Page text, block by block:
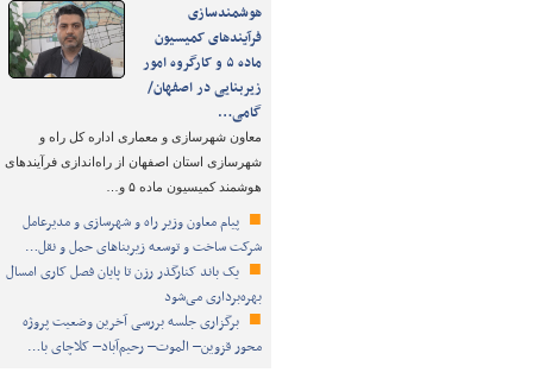
هوشمندسازی
فرآیندهای کمیسیون
ماده ۵ و کارگروه امور
زیربنایی در اصفهان/
گامی…
معاون شهرسازی و معماری اداره کل راه و
شهرسازی استان اصفهان از راه‌اندازی فرآیندهای
هوشمند کمیسیون ماده ۵ و…
پیام معاون وزیر راه و شهرسازی و مدیرعامل
شرکت ساخت و توسعه زیربناهای حمل و نقل…
یک باند کنارگذر رزن تا پایان فصل کاری امسال
بهره‌برداری می‌شود
برگزاری جلسه بررسی آخرین وضعیت پروژه
محور قزوین– الموت– رحیم‌آباد– کلاچای با…